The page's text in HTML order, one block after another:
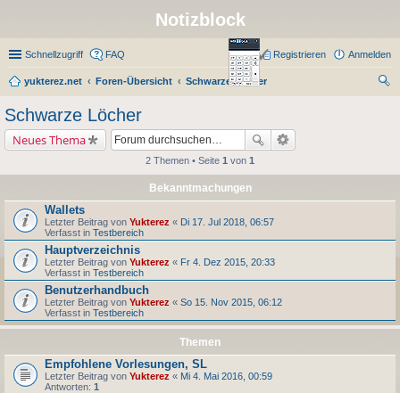
Notizblock
Schnellzugriff FAQ Anmelden
Registrieren
yukterez.net Foren-Übersicht
Schwarze Löcher
Schwarze Löcher
Neues Thema
2 Themen • Seite 1 von 1
Bekanntmachungen
Wallets
Letzter Beitrag von Yukterez « Di 17. Jul 2018, 06:57
Verfasst in Testbereich
Hauptverzeichnis
Letzter Beitrag von Yukterez « Fr 4. Dez 2015, 20:33
Verfasst in Testbereich
Benutzerhandbuch
Letzter Beitrag von Yukterez « So 15. Nov 2015, 06:12
Verfasst in Testbereich
Themen
Empfohlene Vorlesungen, SL
Letzter Beitrag von Yukterez « Mi 4. Mai 2016, 00:59
Antworten: 1